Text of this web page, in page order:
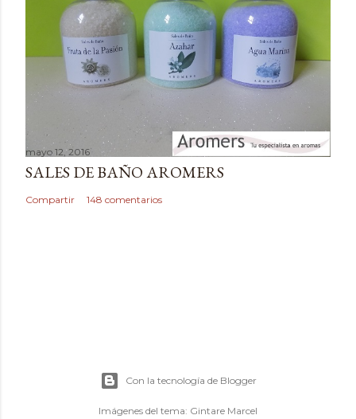
mayo 12, 2016
SALES DE BAÑO AROMERS
Compartir 148 comentarios
Con la tecnología de Blogger
Imágenes del tema: Gintare Marcel